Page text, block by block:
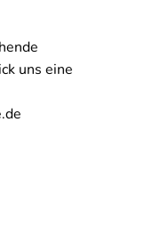
uns eine